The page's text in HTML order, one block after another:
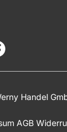
Handel
AGB